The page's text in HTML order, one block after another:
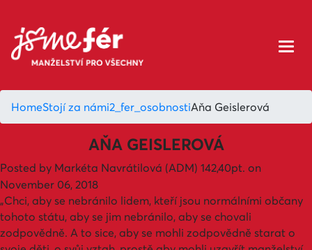
HomeStojí za námi2_fer_osobnostiAňa Geislerová
AŇA GEISLEROVÁ
Posted by Markéta Navrátilová (ADM) 142,40pt. on
November 06, 2018
„Chci, aby se nebránilo lidem, kteří jsou normálními občany
tohoto státu, aby se jim nebránilo, aby se chovali
zodpovědně. A to sice, aby se mohli zodpovědně starat o